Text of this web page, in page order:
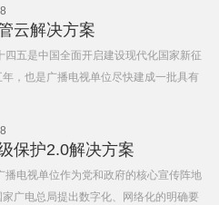
云解决方案
四五是中国全面开启建设现代化国家新征
，也是广播电视单位尽快建成一批具有
保护2.0解决方案
播电视单位作为党和政府的核心宣传阵地
家广电总局提出数字化、网络化的明确要